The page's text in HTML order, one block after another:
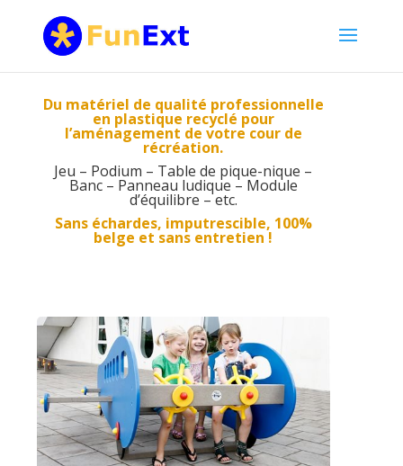
Du matériel de qualité professionnelle
en plastique recyclé pour
l’aménagement de votre cour de
récréation.
Jeu – Podium – Table de pique-nique –
Banc – Panneau ludique – Module
d’équilibre – etc.
Sans échardes, imputrescible, 100%
belge et sans entretien !